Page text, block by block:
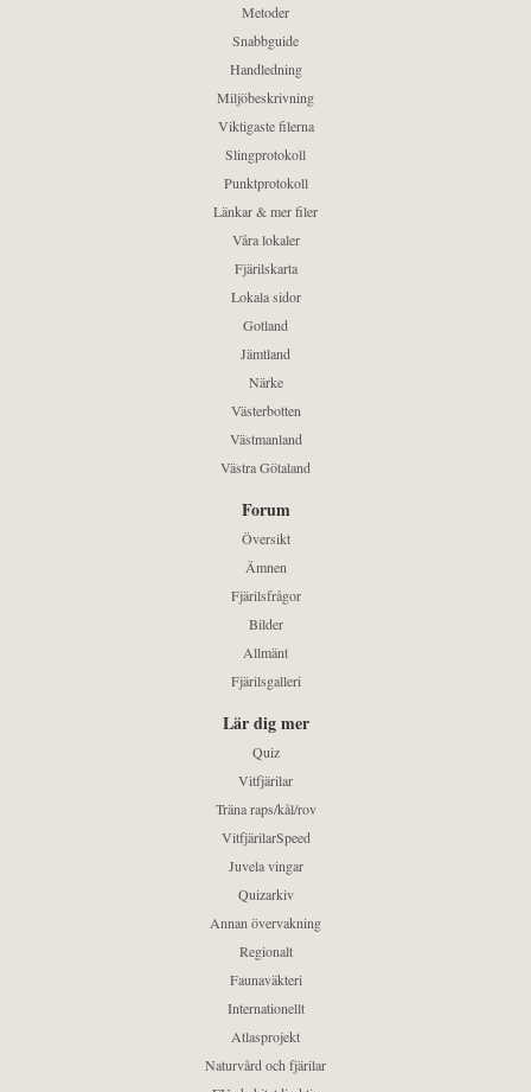
Metoder
Snabbguide
Handledning
Miljöbeskrivning
Viktigaste filerna
Slingprotokoll
Punktprotokoll
Länkar & mer filer
Våra lokaler
Fjärilskarta
Lokala sidor
Gotland
Jämtland
Närke
Västerbotten
Västmanland
Västra Götaland
Forum
Översikt
Ämnen
Fjärilsfrågor
Bilder
Allmänt
Fjärilsgalleri
Lär dig mer
Quiz
Vitfjärilar
Träna raps/kål/rov
VitfjärilarSpeed
Juvela vingar
Quizarkiv
Annan övervakning
Regionalt
Faunaväkteri
Internationellt
Atlasprojekt
Naturvård och fjärilar